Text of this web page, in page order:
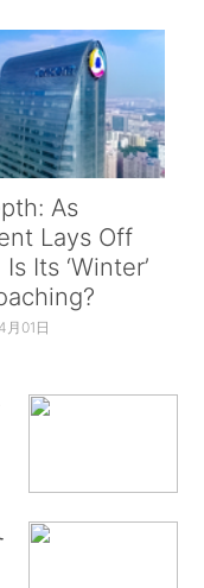
As
Lays Off
Its ‘Winter’
月01日